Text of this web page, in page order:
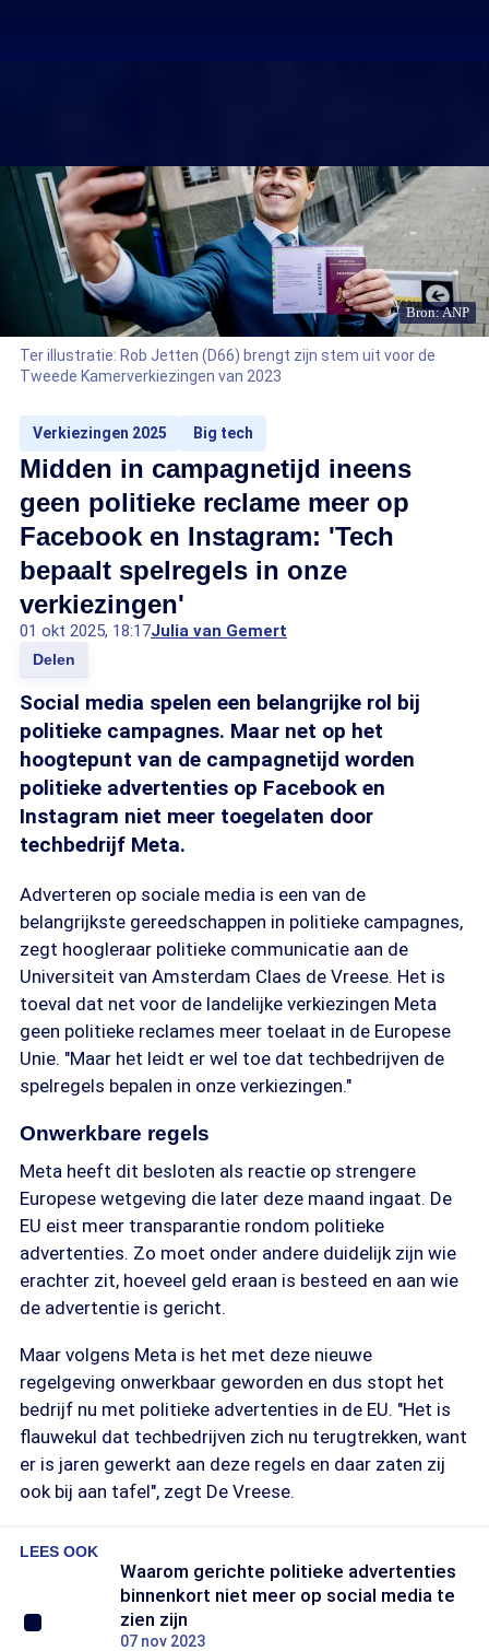
Bron: ANP
Ter illustratie: Rob Jetten (D66) brengt zijn stem uit voor de
Tweede Kamerverkiezingen van 2023
Verkiezingen 2025 Big tech
Midden in campagnetijd ineens
geen politieke reclame meer op
Facebook en Instagram: 'Tech
bepaalt spelregels in onze
verkiezingen'
01 okt 2025, 18:17Julia van Gemert
Delen
Social media spelen een belangrijke rol bij
politieke campagnes. Maar net op het
hoogtepunt van de campagnetijd worden
politieke advertenties op Facebook en
Instagram niet meer toegelaten door
techbedrijf Meta.
Adverteren op sociale media is een van de
belangrijkste gereedschappen in politieke campagnes,
zegt hoogleraar politieke communicatie aan de
Universiteit van Amsterdam Claes de Vreese. Het is
toeval dat net voor de landelijke verkiezingen Meta
geen politieke reclames meer toelaat in de Europese
Unie. "Maar het leidt er wel toe dat techbedrijven de
spelregels bepalen in onze verkiezingen."
Onwerkbare regels
Meta heeft dit besloten als reactie op strengere
Europese wetgeving die later deze maand ingaat. De
EU eist meer transparantie rondom politieke
advertenties. Zo moet onder andere duidelijk zijn wie
erachter zit, hoeveel geld eraan is besteed en aan wie
de advertentie is gericht.
Maar volgens Meta is het met deze nieuwe
regelgeving onwerkbaar geworden en dus stopt het
bedrijf nu met politieke advertenties in de EU. "Het is
flauwekul dat techbedrijven zich nu terugtrekken, want
er is jaren gewerkt aan deze regels en daar zaten zij
ook bij aan tafel", zegt De Vreese.
LEES OOK
Waarom gerichte politieke advertenties
binnenkort niet meer op social media te
zien zijn
07 nov 2023